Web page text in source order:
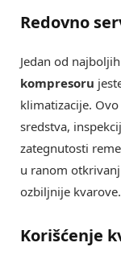
Redovno
Jedan od
kompresoru
klimatizacije.
sredstva,
zategnutosti
u ranom
ozbiljnije kvarove.
Korišćenje